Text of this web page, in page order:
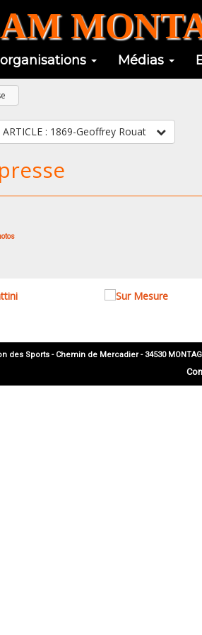
Médias
SELECTIONNER UN ARTICLE : 1869-Geoffrey Rouat
des Sports - Chemin de Mercadier - 34530